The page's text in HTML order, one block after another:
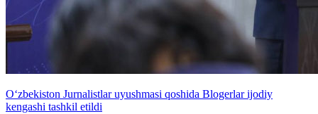
O‘zbekiston Jurnalistlar uyushmasi qoshida Blogerlar ijodiy
kengashi tashkil etildi